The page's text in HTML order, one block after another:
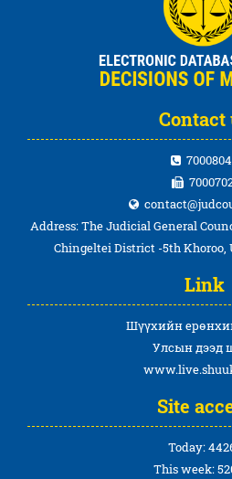
Contact
Address: The Judicial General
Chingeltei District -5th Khoroo,
Link
Шүүхийн
Улсын дээд
Site
Today:
This week: